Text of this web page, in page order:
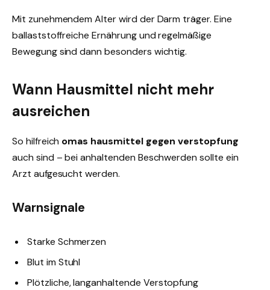
Mit zunehmendem Alter wird der Darm träger. Eine
ballaststoffreiche Ernährung und regelmäßige
Bewegung sind dann besonders wichtig.
Wann Hausmittel nicht mehr
ausreichen
So hilfreich omas hausmittel gegen verstopfung
auch sind – bei anhaltenden Beschwerden sollte ein
Arzt aufgesucht werden.
Warnsignale
Starke Schmerzen
Blut im Stuhl
Plötzliche, langanhaltende Verstopfung